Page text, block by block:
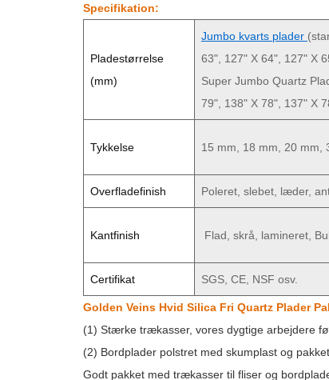
Specifikation:
Pladestørrelse
(mm)
Jumbo kvarts plader
63", 127" X 64", 127" X
Super Jumbo Quartz
79", 138" X 78", 137" X
Tykkelse 15 mm, 18 mm, 20 mm,
Overfladefinish Poleret, slebet, læder,
Kantfinish Flad, skrå, lamineret,
Certifikat SGS, CE, NSF osv.
Golden Veins Hvid Silica Fri Quartz Plader
(1) Stærke trækasser, vores dygtige arbejdere
(2) Bordplader polstret med skumplast og
Godt pakket med trækasser til fliser og